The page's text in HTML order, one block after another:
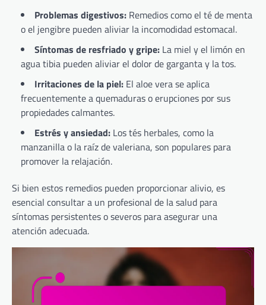
Problemas digestivos: Remedios como el té de menta
o el jengibre pueden aliviar la incomodidad estomacal.
Síntomas de resfriado y gripe: La miel y el limón en
agua tibia pueden aliviar el dolor de garganta y la tos.
Irritaciones de la piel: El aloe vera se aplica
frecuentemente a quemaduras o erupciones por sus
propiedades calmantes.
Estrés y ansiedad: Los tés herbales, como la
manzanilla o la raíz de valeriana, son populares para
promover la relajación.
Si bien estos remedios pueden proporcionar alivio, es
esencial consultar a un profesional de la salud para
síntomas persistentes o severos para asegurar una
atención adecuada.